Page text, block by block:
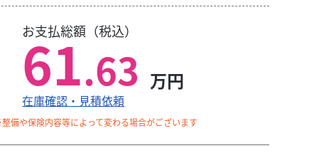
お支払総額（税込）
61.63 万円
在庫確認・見積依頼
備や保険内容等によって変わる場合がございます